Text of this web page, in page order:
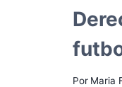
Por Maria